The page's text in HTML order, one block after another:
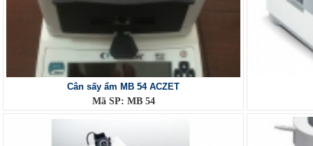
Cân sấy ẩm MB 54 ACZET
Mã SP: MB 54